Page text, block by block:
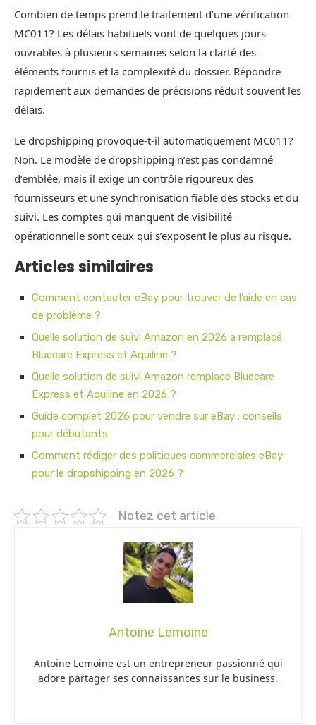
Combien de temps prend le traitement d’une vérification
MC011? Les délais habituels vont de quelques jours
ouvrables à plusieurs semaines selon la clarté des
éléments fournis et la complexité du dossier. Répondre
rapidement aux demandes de précisions réduit souvent les
délais.
Le dropshipping provoque-t-il automatiquement MC011?
Non. Le modèle de dropshipping n’est pas condamné
d’emblée, mais il exige un contrôle rigoureux des
fournisseurs et une synchronisation fiable des stocks et du
suivi. Les comptes qui manquent de visibilité
opérationnelle sont ceux qui s’exposent le plus au risque.
Articles similaires
Comment contacter eBay pour trouver de l’aide en cas
de problème ?
Quelle solution de suivi Amazon en 2026 a remplacé
Bluecare Express et Aquiline ?
Quelle solution de suivi Amazon remplace Bluecare
Express et Aquiline en 2026 ?
Guide complet 2026 pour vendre sur eBay : conseils
pour débutants
Comment rédiger des politiques commerciales eBay
pour le dropshipping en 2026 ?
Notez cet article
Antoine Lemoine
Antoine Lemoine est un entrepreneur passionné qui
adore partager ses connaissances sur le business.